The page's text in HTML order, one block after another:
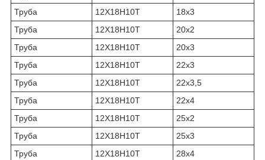
Труба
12Х18Н10Т
18х3
Труба
12Х18Н10Т
20х2
Труба
12Х18Н10Т
20х3
Труба
12Х18Н10Т
22х3
Труба
12Х18Н10Т
22х3,5
Труба
12Х18Н10Т
22х4
Труба
12Х18Н10Т
25х2
Труба
12Х18Н10Т
25х3
Труба
12Х18Н10Т
28х4